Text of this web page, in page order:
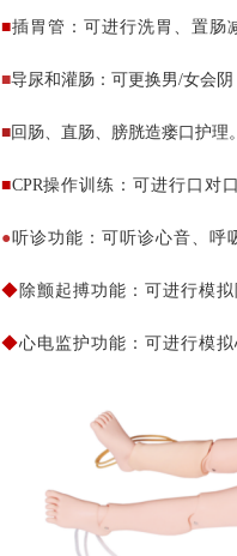
■插胃管：可进行洗胃、置肠
■导尿和灌肠：可更换男/女会阴
■回肠、直肠、膀胱造瘘口护理。
■CPR操作训练：可进行口对
●听诊功能：可听诊心音、呼
◆ 除颤起搏功能：可进行模
◆心电监护功能：可进行模